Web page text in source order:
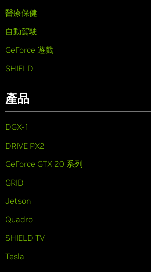
醫療保健
自動駕駛
GeForce 遊戲
SHIELD
產品
DGX-1
DRIVE PX2
GeForce GTX 20 系列
GRID
Jetson
Quadro
SHIELD TV
Tesla